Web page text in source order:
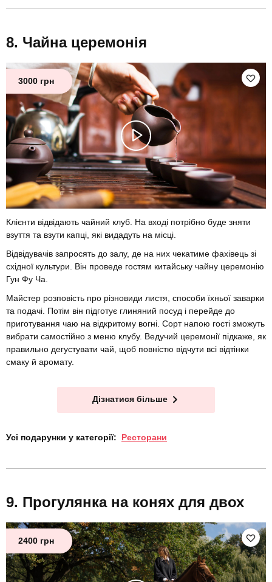
Чайна церемонія
3000 грн
Клієнти відвідають чайний клуб. На вході потрібно буде зняти
взуття та взути капці, які видадуть на місці.
Відвідувачів запросять до залу, де на них чекатиме фахівець зі
східної культури. Він проведе гостям китайську чайну церемонію
Гун Фу Ча.
Майстер розповість про різновиди листя, способи їхньої заварки
та подачі. Потім він підготує глиняний посуд і перейде до
приготування чаю на відкритому вогні. Сорт напою гості зможуть
вибрати самостійно з меню клубу. Ведучий церемонії підкаже, як
правильно дегустувати чай, щоб повністю відчути всі відтінки
смаку й аромату.
Дізнатися більше
Усі подарунки у категорії: Ресторани
Прогулянка на конях для двох
2400 грн